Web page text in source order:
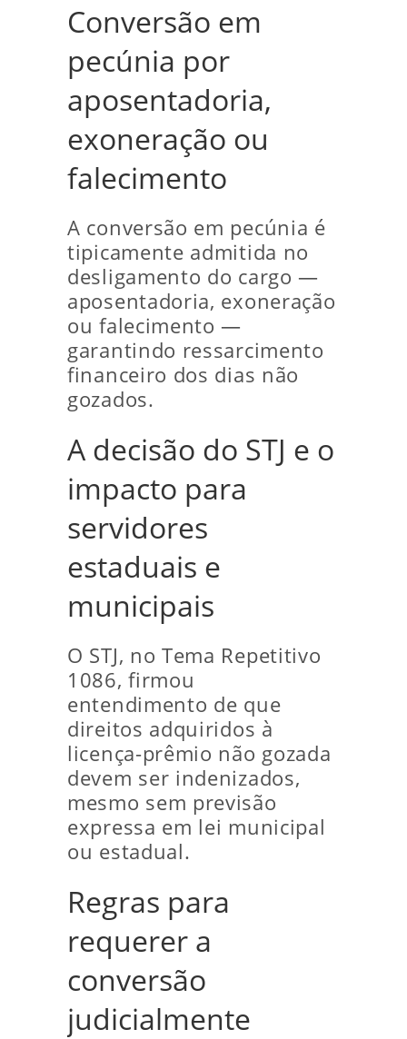
Conversão em
pecúnia por
aposentadoria,
exoneração ou
falecimento
A conversão em pecúnia é
tipicamente admitida no
desligamento do cargo —
aposentadoria, exoneração
ou falecimento —
garantindo ressarcimento
financeiro dos dias não
gozados.
A decisão do STJ e o
impacto para
servidores
estaduais e
municipais
O STJ, no Tema Repetitivo
1086, firmou
entendimento de que
direitos adquiridos à
licença-prêmio não gozada
devem ser indenizados,
mesmo sem previsão
expressa em lei municipal
ou estadual.
Regras para
requerer a
conversão
judicialmente